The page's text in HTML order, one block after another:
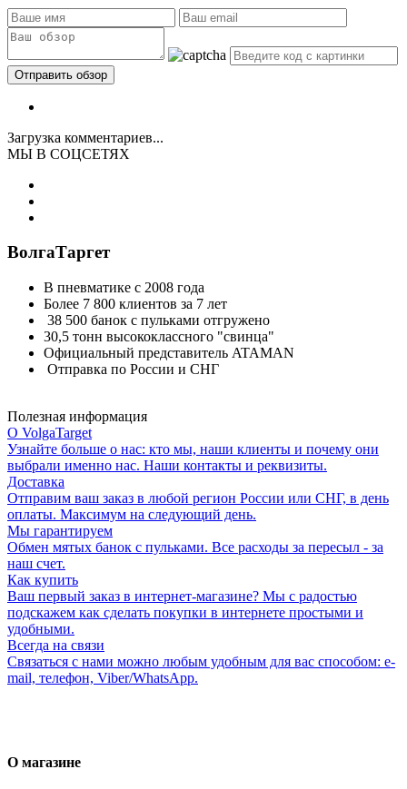
Загрузка комментариев...
МЫ В СОЦСЕТЯХ
ВолгаТаргет
В пневматике с 2008 года
Более 7 800 клиентов за 7 лет
38 500 банок с пульками отгружено
30,5 тонн высококлассного "свинца"
Официальный представитель ATAMAN
Отправка по России и СНГ
Полезная информация
О VolgaTarget
Узнайте больше о нас: кто мы, наши клиенты и почему они
выбрали именно нас. Наши контакты и реквизиты.
Доставка
Отправим ваш заказ в любой регион России или СНГ, в день
оплаты. Максимум на следующий день.
Мы гарантируем
Обмен мятых банок с пульками. Все расходы за пересыл - за
наш счет.
Как купить
Ваш первый заказ в интернет-магазине? Мы с радостью
подскажем как сделать покупки в интернете простыми и
удобными.
Всегда на связи
Связаться с нами можно любым удобным для вас способом: e-
mail, телефон, Viber/WhatsApp.
О магазине